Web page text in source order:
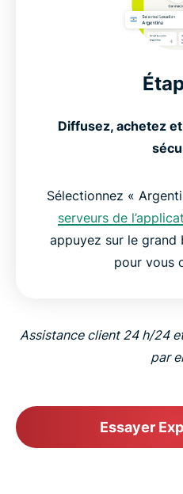
Diffusez, achetez
Sélectionnez «
serveurs de
appuyez sur le grand
pour vous
Assistance client 24 h/24
par
Essayer